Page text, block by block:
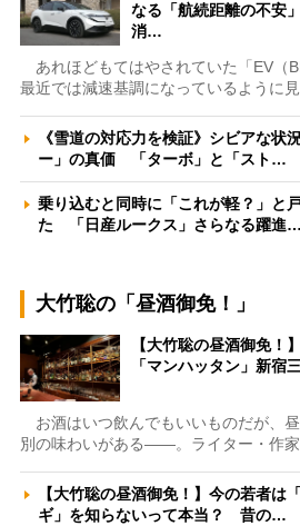
なる「航続距離の不安
消…
あれほどもてはやされていた「EV（
最近では減速基調になっているように
《雪道の対応力を検証》シビアな状
ー」の真価 「ターボ」と「スト…
乗り込むと同時に「これが軽？」と
た 「日産ルークス」さらなる躍進…
大竹聡の「昼酒御免！」
【大竹聡の昼酒御免！
「マンハッタン」新
お酒はいつ飲んでもいいものだが、
別の味わいがある――。ライター・作家
【大竹聡の昼酒御免！】今の若者は
ギ」を知らないって本当？ 昔の…